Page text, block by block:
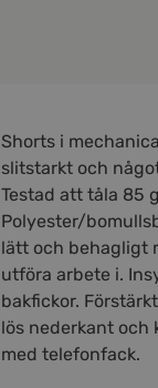
Shorts i
slitstarkt och
Testad att tåla 85
Polyester/
lätt och behagligt
utföra arbete i.
bakfickor.
lös nederkant och
med telefonfack.